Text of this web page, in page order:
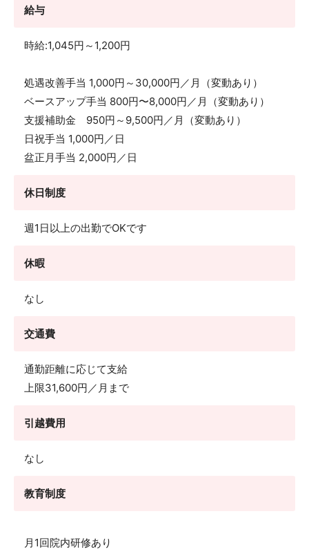
給与
時給:1,045円～1,200円
処遇改善手当 1,000円～30,000円／月（変動あり）
ベースアップ手当 800円〜8,000円／月（変動あり）
支援補助金 950円～9,500円／月（変動あり）
日祝手当 1,000円／日
盆正月手当 2,000円／日
休日制度
週1日以上の出勤でOKです
休暇
なし
交通費
通勤距離に応じて支給
上限31,600円／月まで
引越費用
なし
教育制度
月1回院内研修あり